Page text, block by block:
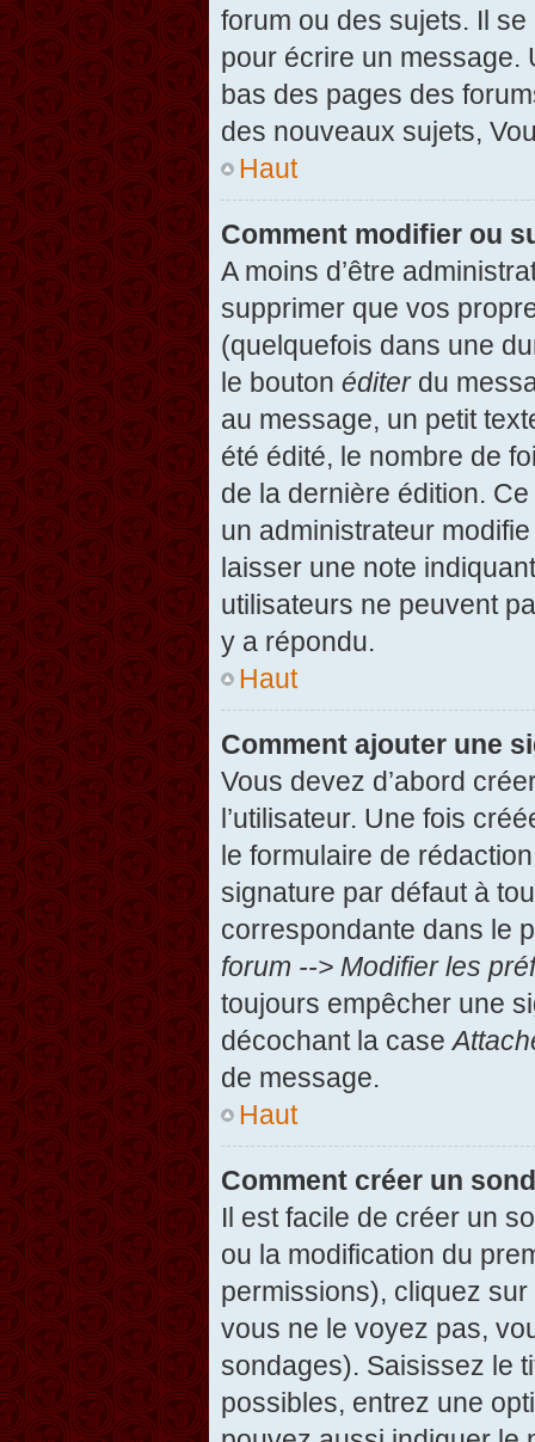
forum ou des sujets. Il
pour écrire un message.
bas des pages des
des nouveaux sujets,
Haut
Comment modifier ou
A moins d’être
supprimer que vos
(quelquefois dans une
le bouton éditerdu
au message, un petit
été édité, le nombre de
de la dernière édition.
un administrateur
laisser une note
utilisateurs ne peuvent
y a répondu.
Haut
Comment ajouter une
Vous devez d’abord
l’utilisateur. Une fois
le formulaire de
signature par défaut à
correspondante dans le
forum --> Modifier les
toujours empêcher une
décochant la case
de message.
Haut
Comment créer un
Il est facile de créer un
ou la modification du
permissions), cliquez sur
vous ne le voyez pas,
sondages). Saisissez le
possibles, entrez une